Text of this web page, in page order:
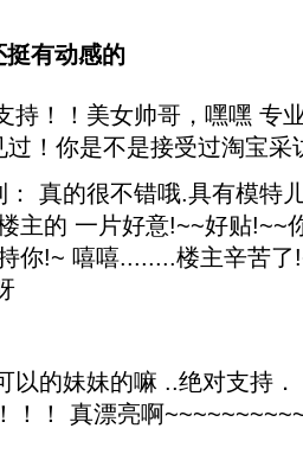
有动感的
持！！美女帅哥，嘿嘿 专
！你是不是接受过淘宝采
： 真的很不错哦.具有模特
主的 一片好意!~~好贴!~~
你!~ 嘻嘻........楼主辛苦
以的妹妹的嘛 ..绝对支持
！！ 真漂亮啊